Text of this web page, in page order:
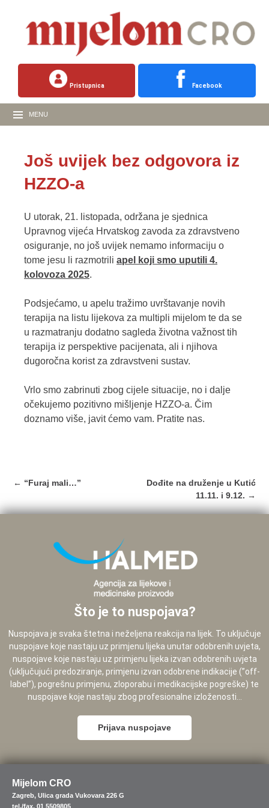
Pristupnica Facebook
MENU
Još uvijek bez odgovora iz
HZZO-a
U utorak, 21. listopada, održana je sjednica
Upravnog vijeća Hrvatskog zavoda za zdravstveno
osiguranje, no još uvijek nemamo informaciju o
tome jesu li razmotrili apel koji smo uputili 4.
kolovoza 2025.
Podsjećamo, u apelu tražimo uvrštavanje novih
terapija na listu lijekova za multipli mijelom te da se
u razmatranju dodatno sagleda životna važnost tih
terapija iz perspektive pacijenata, ali i njihova
dugoročna korist za zdravstveni sustav.
Vrlo smo zabrinuti zbog cijele situacije, no i dalje
očekujemo pozitivno mišljenje HZZO-a. Čim
doznamo više, javit ćemo vam. Pratite nas.
Post
← “Furaj mali…”
Dođite na druženje u Kutić
11.11. i 9.12. →
Što je to nuspojava?
Nuspojava je svaka štetna i neželjena reakcija na lijek. To uključuje
nuspojave koje nastaju uz primjenu lijeka unutar odobrenih uvjeta,
nuspojave koje nastaju uz primjenu lijeka izvan odobrenih uvjeta
(uključujući predoziranje, primjenu izvan odobrene indikacije (”off-
label”), pogrešnu primjenu, zloporabu i medikacijske pogreške) te
nuspojave koje nastaju zbog profesionalne izloženosti...
Prijava nuspojave
Mijelom CRO
Zagreb, Ulica grada Vukovara 226 G
tel./fax. 01 5509805